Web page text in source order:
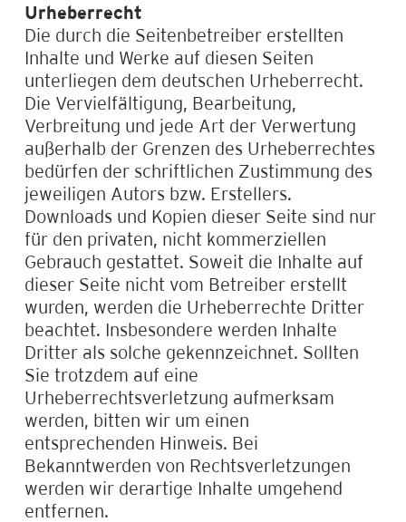
Urheberrecht
Die durch die Seitenbetreiber erstellten
Inhalte und Werke auf diesen Seiten
unterliegen dem deutschen Urheberrecht.
Die Vervielfältigung, Bearbeitung,
Verbreitung und jede Art der Verwertung
außerhalb der Grenzen des Urheberrechtes
bedürfen der schriftlichen Zustimmung des
jeweiligen Autors bzw. Erstellers.
Downloads und Kopien dieser Seite sind nur
für den privaten, nicht kommerziellen
Gebrauch gestattet. Soweit die Inhalte auf
dieser Seite nicht vom Betreiber erstellt
wurden, werden die Urheberrechte Dritter
beachtet. Insbesondere werden Inhalte
Dritter als solche gekennzeichnet. Sollten
Sie trotzdem auf eine
Urheberrechtsverletzung aufmerksam
werden, bitten wir um einen
entsprechenden Hinweis. Bei
Bekanntwerden von Rechtsverletzungen
werden wir derartige Inhalte umgehend
entfernen.